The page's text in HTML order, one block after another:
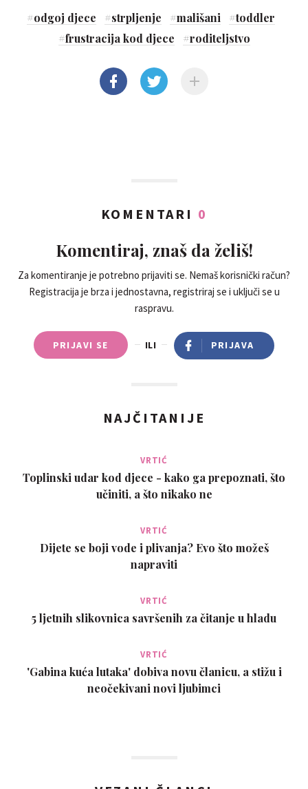
#odgoj djece #strpljenje #mališani #toddler
#frustracija kod djece #roditeljstvo
KOMENTARI 0
Komentiraj, znaš da želiš!
Za komentiranje je potrebno prijaviti se. Nemaš korisnički račun?
Registracija je brza i jednostavna, registriraj se i uključi se u
raspravu.
PRIJAVI SE ILI PRIJAVA
NAJČITANIJE
VRTIĆ
Toplinski udar kod djece - kako ga prepoznati, što
učiniti, a što nikako ne
VRTIĆ
Dijete se boji vode i plivanja? Evo što možeš
napraviti
VRTIĆ
5 ljetnih slikovnica savršenih za čitanje u hladu
VRTIĆ
'Gabina kuća lutaka' dobiva novu članicu, a stižu i
neočekivani novi ljubimci